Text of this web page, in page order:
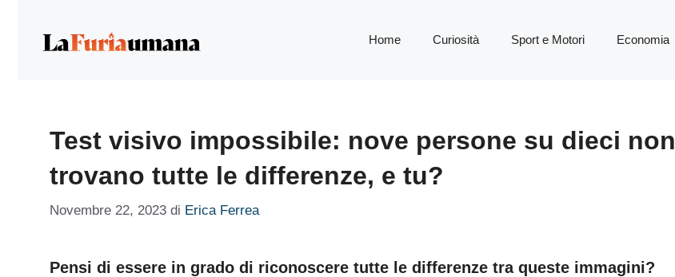
Home Curiosità Sport e Motori Economia
Test visivo impossibile: nove persone su dieci non
trovano tutte le differenze, e tu?
Novembre 22, 2023 di Erica Ferrea
Pensi di essere in grado di riconoscere tutte le differenze tra queste immagini?